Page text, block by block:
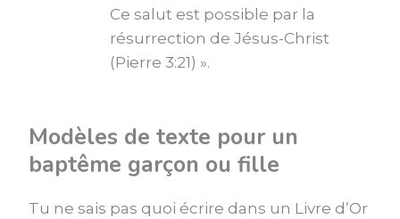
Ce salut est possible par la
résurrection de Jésus-Christ
(Pierre 3:21) ».
Modèles de texte pour un
baptême garçon ou fille
Tu ne sais pas quoi écrire dans un Livre d’Or